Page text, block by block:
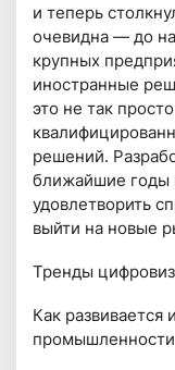
и теперь
очевидна — до
крупных
иностранные
это не так
решений.
ближайшие годы
удовлетворить
выйти на новые
Тренды
Как
промышленности